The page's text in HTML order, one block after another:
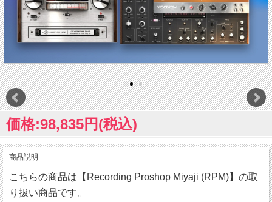
価格:98,835円(税込)
商品説明
こちらの商品は【Recording Proshop Miyaji (RPM)】の取
り扱い商品です。